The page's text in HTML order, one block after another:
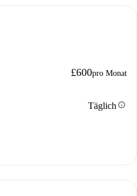
£600pro Monat
Täglich info